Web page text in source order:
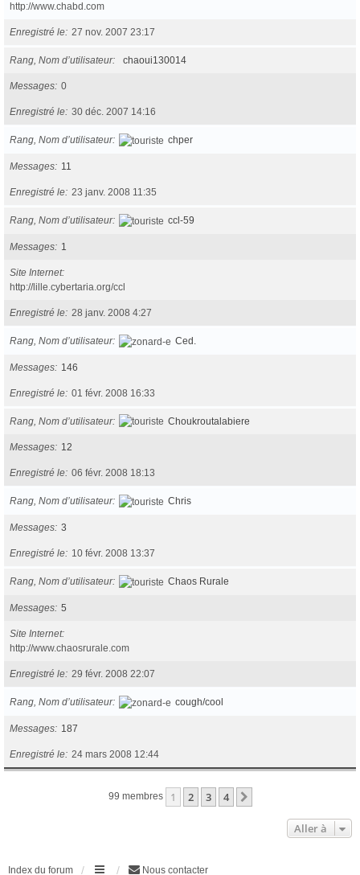
http://www.chabd.com
Enregistré le 27 nov. 2007 23:17
Rang, Nom d’utilisateur chaoui130014
Messages 0
Enregistré le 30 déc. 2007 14:16
Rang, Nom d’utilisateur chper
Messages 11
Enregistré le 23 janv. 2008 11:35
Rang, Nom d’utilisateur ccl-59
Messages 1
Site Internet
http://lille.cybertaria.org/ccl
Enregistré le 28 janv. 2008 4:27
Rang, Nom d’utilisateur Ced.
Messages 146
Enregistré le 01 févr. 2008 16:33
Rang, Nom d’utilisateur Choukroutalabiere
Messages 12
Enregistré le 06 févr. 2008 18:13
Rang, Nom d’utilisateur Chris
Messages 3
Enregistré le 10 févr. 2008 13:37
Rang, Nom d’utilisateur Chaos Rurale
Messages 5
Site Internet
http://www.chaosrurale.com
Enregistré le 29 févr. 2008 22:07
Rang, Nom d’utilisateur cough/cool
Messages 187
Enregistré le 24 mars 2008 12:44
99 membres 1 2 3 4
Aller à
Index du forum Nous contacter